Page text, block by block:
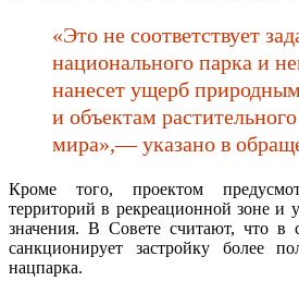
«Это не соответствует
национального парка и
нанесет ущерб
и объектам
мира»,— указано в
Кроме того, проектом
территорий в рекреационной зоне и
значения. В Совете считают, что в
санкционирует застройку более
нацпарка.